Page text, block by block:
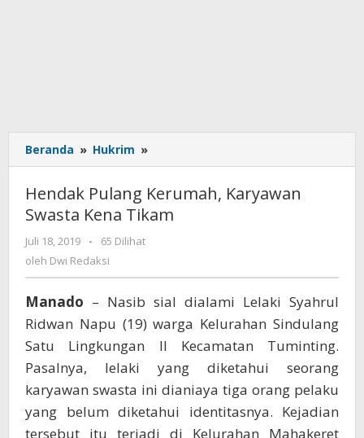
Beranda » Hukrim »
Pulang
Karyawan
Swasta
Hendak Pulang Kerumah, Karyawan
Swasta Kena Tikam
Juli 18, 2019
oleh
Dwi
-
65 Dilihat
oleh Dwi Redaksi
Manado – Nasib sial dialami Lelaki Syahrul
Ridwan Napu (19) warga Kelurahan Sindulang
Satu Lingkungan ll Kecamatan Tuminting.
Pasalnya, lelaki yang diketahui seorang
karyawan swasta ini dianiaya tiga orang pelaku
yang belum diketahui identitasnya. Kejadian
tersebut itu terjadi di Kelurahan Mahakeret